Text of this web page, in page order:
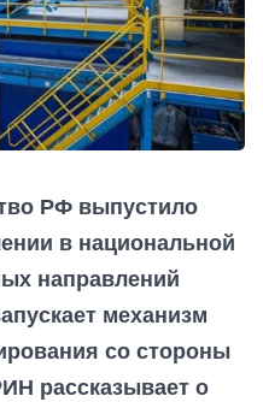
РФ выпустило
в национальной
направлений
механизм
со стороны
рассказывает о